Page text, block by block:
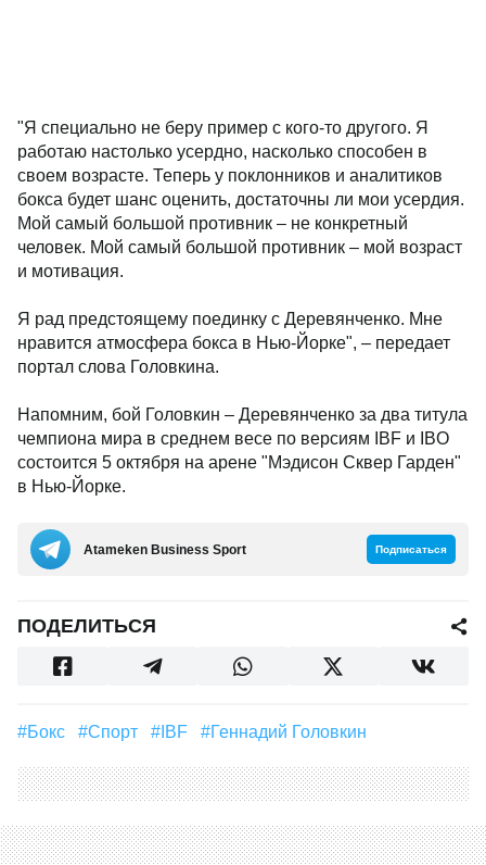
"Я специально не беру пример с кого-то другого. Я
работаю настолько усердно, насколько способен в
своем возрасте. Теперь у поклонников и аналитиков
бокса будет шанс оценить, достаточны ли мои усердия.
Мой самый большой противник – не конкретный
человек. Мой самый большой противник – мой возраст
и мотивация.
Я рад предстоящему поединку с Деревянченко. Мне
нравится атмосфера бокса в Нью-Йорке", – передает
портал слова Головкина.
Напомним, бой Головкин – Деревянченко за два титула
чемпиона мира в среднем весе по версиям IBF и IBO
состоится 5 октября на арене "Мэдисон Сквер Гарден"
в Нью-Йорке.
Аtameken Business Sport Подписаться
ПОДЕЛИТЬСЯ
#Бокс #Спорт #IBF #Геннадий Головкин